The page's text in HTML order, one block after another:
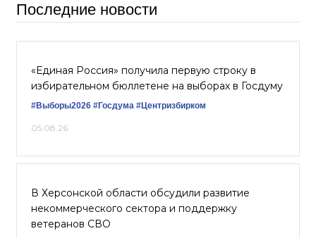
Последние новости
«Единая Россия» получила первую строку в
избирательном бюллетене на выборах в Госдуму
#Выборы2026 #Госдума #Центризбирком
05.08.26
В Херсонской области обсудили развитие
некоммерческого сектора и поддержку
ветеранов СВО